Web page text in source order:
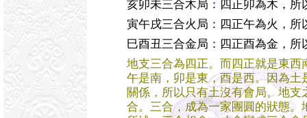
亥卯未三合木局 ： 四正卯為木，所
寅午戌三合火局 ： 四正午為火，所
巳酉丑三合金局 ： 四正酉為金，所
地支三合為四正。而四正就是東西
午是南，卯是東，酉是西。因為土
關係，所以只有土沒有會局。地支
合。三合，成為一家團圓的狀態。